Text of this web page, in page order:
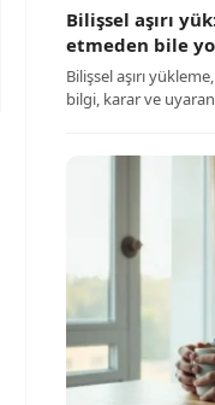
Bilişsel aşırı
etmeden bile
Bilişsel aşırı
bilgi, karar ve